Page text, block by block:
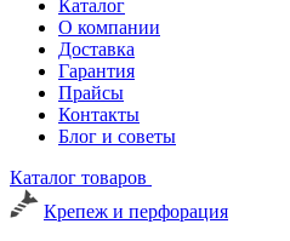
Каталог
О компании
Доставка
Гарантия
Прайсы
Контакты
Блог и советы
Каталог товаров
Крепеж и перфорация